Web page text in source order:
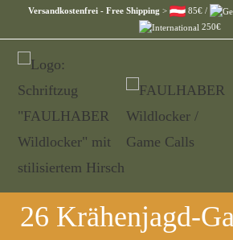
Versandkostenfrei - Free Shipping > 85€ /
250€
26 Krähenjagd-